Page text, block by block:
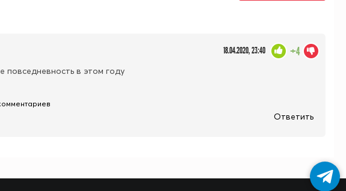
18.04.2020, 23:40
в этом году
+4
Ответить